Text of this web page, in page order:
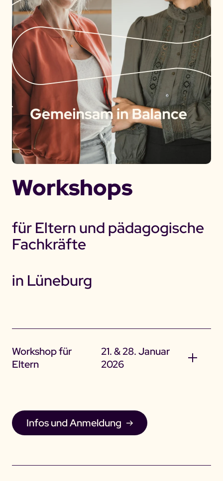
Workshops
für Eltern und pädagogische
Fachkräfte
in Lüneburg
Workshop für
Eltern
21. & 28. Januar
2026
Infos und Anmeldung